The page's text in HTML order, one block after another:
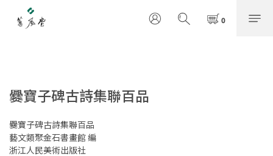
爨寶子碑古詩集聯百品
爨寶子碑古詩集聯百品
藝文類聚金石書畫館 編
浙江人民美術出版社